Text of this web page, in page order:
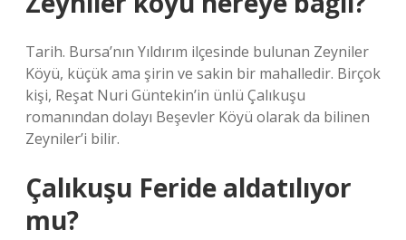
Tarih. Bursa’nın Yıldırım ilçesinde bulunan Zeyniler
Köyü, küçük ama şirin ve sakin bir mahalledir. Birçok
kişi, Reşat Nuri Güntekin’in ünlü Çalıkuşu
romanından dolayı Beşevler Köyü olarak da bilinen
Zeyniler’i bilir.
Çalıkuşu Feride aldatılıyor
mu?